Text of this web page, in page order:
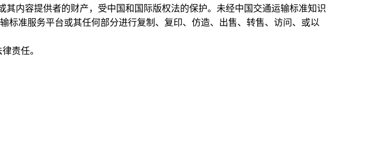
内容提供者的财产，受中国和国际版权法的保护。未经中国交通运输标准知识
标准服务平台或其任何部分进行复制、复印、仿造、出售、转售、访问、或以
责任。